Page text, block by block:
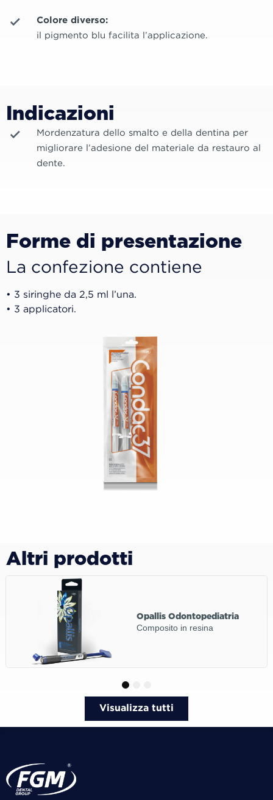
Colore diverso:
il pigmento blu facilita l’applicazione.
Indicazioni
Mordenzatura dello smalto e della dentina per
migliorare l’adesione del materiale da restauro al
dente.
Forme di presentazione
La confezione contiene
• 3 siringhe da 2,5 ml l’una.
• 3 applicatori.
Altri prodotti
Opallis Odontopediatria
Composito in resina
Visualizza tutti